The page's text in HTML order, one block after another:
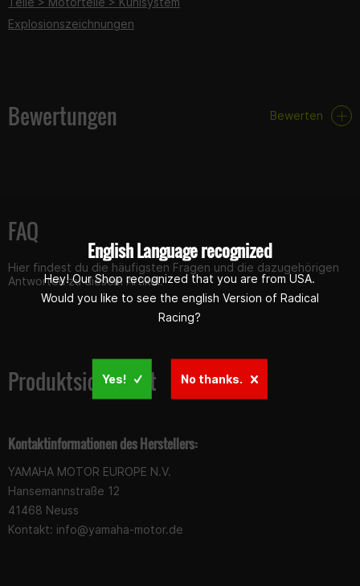
Explosionszeichnungen
Bewertungen Bewerten
FAQ
Hier findest du die häufigsten Fragen und die dazugehörigen
Antworten zu diesem Artikel.
Produktsicherheit
Kontaktinformationen des Herstellers:
YAMAHA MOTOR EUROPE N.V.
Hansemannstraße 12
41468 Neuss
Kontakt: info@yamaha-motor.de
English Language recognized
Hey! Our Shop recognized that you are from USA.
Would you like to see the english Version of Radical
Racing?
Yes! No thanks.